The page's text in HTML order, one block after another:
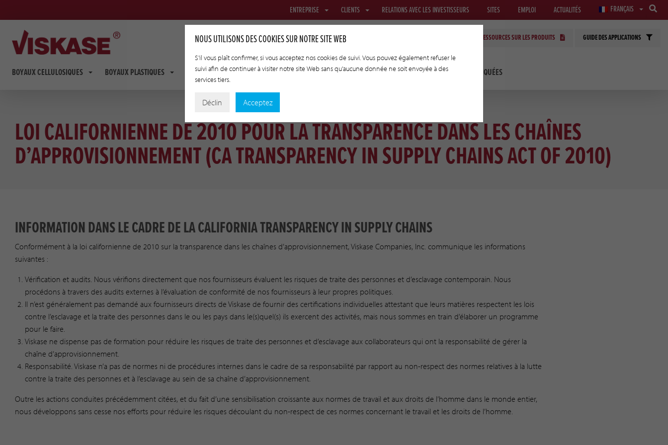
ENTREPRISE CLIENTS RELATIONS AVEC LES INVESTISSEURS SITES EMPLOI ACTUALITÉS FRANÇAIS
BOYAUX CELLULOSIQUES BOYAUX PLASTIQUES BOYAUX FIBROUS FILETS ET TEXTILES BOYAUX DE TRANSFERT TECHNOLOGIES APPLIQUÉES
RESSOURCES SUR LES PRODUITS GUIDE DES APPLICATIONS
LOI CALIFORNIENNE DE 2010 POUR LA TRANSPARENCE DANS LES CHAÎNES
D’APPROVISIONNEMENT (CA TRANSPARENCY IN SUPPLY CHAINS ACT OF 2010)
INFORMATION DANS LE CADRE DE LA CALIFORNIA TRANSPARENCY IN SUPPLY CHAINS
Conformément à la loi californienne de 2010 sur la transparence dans les chaînes d’approvisionnement, Viskase Companies, Inc. communique les informations
suivantes :
Vérification et audits. Nous vérifions directement que nos fournisseurs évaluent les risques de traite des personnes et d’esclavage contemporain. Nous
procédons à travers des audits externes à l’évaluation de conformité de nos fournisseurs à leur propres politiques.
Il n’est généralement pas demandé aux fournisseurs directs de Viskase de fournir des certifications individuelles attestant que leurs matières respectent les lois
contre l’esclavage et la traite des personnes dans le ou les pays dans le(s)quel(s) ils exercent des activités, mais nous sommes en train d’élaborer un programme
pour le faire.
Viskase ne dispense pas de formation pour réduire les risques de traite des personnes et d’esclavage aux collaborateurs qui ont la responsabilité de gérer la
chaîne d’approvisionnement.
Responsabilité. Viskase n’a pas de normes ni de procédures internes dans le cadre de sa responsabilité par rapport au non-respect des normes relatives à la lutte
contre la traite des personnes et à l’esclavage au sein de sa chaîne d’approvisionnement.
Outre les actions conduites précédemment citées, et du fait d’une sensibilisation croissante aux normes de travail et aux droits de l’homme dans le monde entier,
nous développons sans cesse nos efforts pour réduire les risques découlant du non-respect de ces normes concernant le travail et les droits de l’homme.
NOUS UTILISONS DES COOKIES SUR NOTRE SITE WEB
S'il vous plaît confirmer, si vous acceptez nos cookies de suivi. Vous pouvez également refuser le
suivi afin de continuer à visiter notre site Web sans qu'aucune donnée ne soit envoyée à des
services tiers.
Déclin Acceptez